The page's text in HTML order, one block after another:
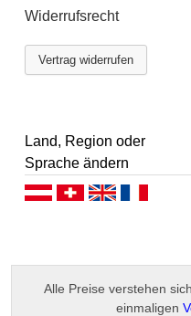
Widerrufsrecht
Vertrag widerrufen
Land, Region oder
Sprache ändern
Deutsch (AT)Deutsch (CH)
Alle Preise verstehen
einmaligen